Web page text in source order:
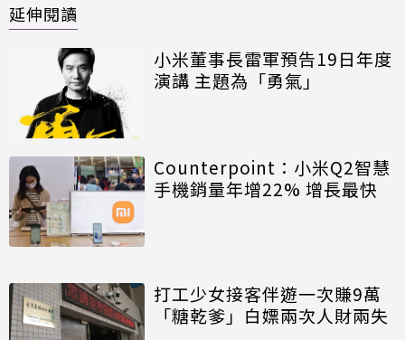
延伸閱讀
小米董事長雷軍預告19日年度
演講 主題為「勇氣」
Counterpoint：小米Q2智慧
手機銷量年增22% 增長最快
打工少女接客伴遊一次賺9萬
「糖乾爹」白嫖兩次人財兩失